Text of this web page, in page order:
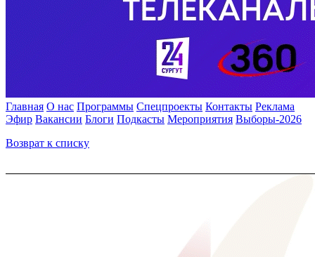
Главная О нас Программы Спецпроекты Контакты Реклама
Эфир Вакансии Блоги Подкасты Мероприятия Выборы-2026
Возврат к списку